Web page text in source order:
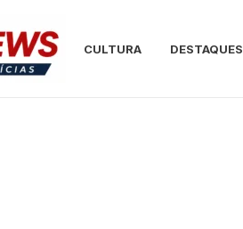
CULTURA DESTAQUES